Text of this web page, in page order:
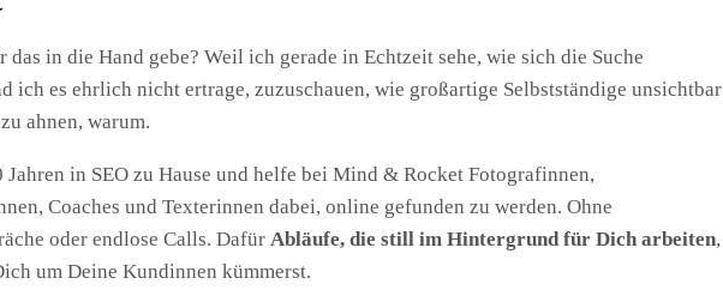
das in die Hand gebe? Weil ich gerade in Echtzeit sehe, wie sich die Suche
ich es ehrlich nicht ertrage, zuzuschauen, wie großartige Selbstständige unsichtbar
ahnen, warum.
in SEO zu Hause und helfe bei Mind & Rocket Fotografinnen,
Coaches und Texterinnen dabei, online gefunden zu werden. Ohne
oder endlose Calls. Dafür Abläufe, die still im Hintergrund für Dich arbeiten,
um Deine Kundinnen kümmerst.